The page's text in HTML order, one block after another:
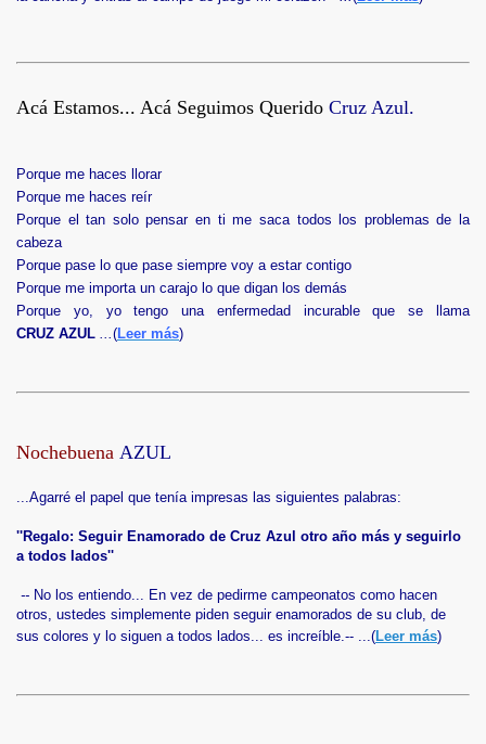
Acá Estamos... Acá Seguimos Querido Cruz Azul.
Porque me haces llorar
Porque me haces reír
Porque el tan solo pensar en ti me saca todos los problemas de la
cabeza
Porque pase lo que pase siempre voy a estar contigo
Porque me importa un carajo lo que digan los demás
Porque yo, yo tengo una enfermedad incurable que se llama
CRUZ AZUL ...(Leer más)
Nochebuena AZUL
...Agarré el papel que tenía impresas las siguientes palabras:
''Regalo: Seguir Enamorado de Cruz Azul otro año más y seguirlo
a todos lados''
-- No los entiendo... En vez de pedirme campeonatos como hacen
otros, ustedes simplemente piden seguir enamorados de su club, de
sus colores y lo siguen a todos lados... es increíble.-- ...(Leer más)